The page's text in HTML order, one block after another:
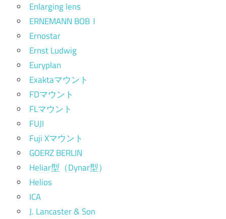
Enlarging lens
ERNEMANN BOBⅠ
Ernostar
Ernst Ludwig
Euryplan
Exaktaマウント
FDマウント
FLマウント
FUJI
Fuji Xマウント
GOERZ BERLIN
Heliar型（Dynar型）
Helios
ICA
J. Lancaster & Son